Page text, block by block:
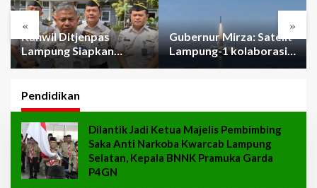
« »
Kanwil Ditjenpas
Lampung Siapkan
Penerapan Pidana Kerja
Gubernur Mirza: Satelit
Lampung-1 kolaborasi
Pendidikan
Dilantik Jadi Ketua Majelis Pembimbing
Saka Anti Narkoba Kwarcab Lampung
Selatan, Kepala BNNK Pramuka Garda
P4GN